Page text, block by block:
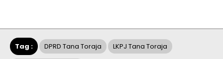
Tag : DPRD Tana Toraja LKPJ Tana Toraja